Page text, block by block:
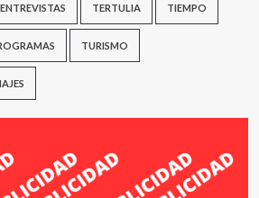
TERTULIA TIEMPO
TURISMO